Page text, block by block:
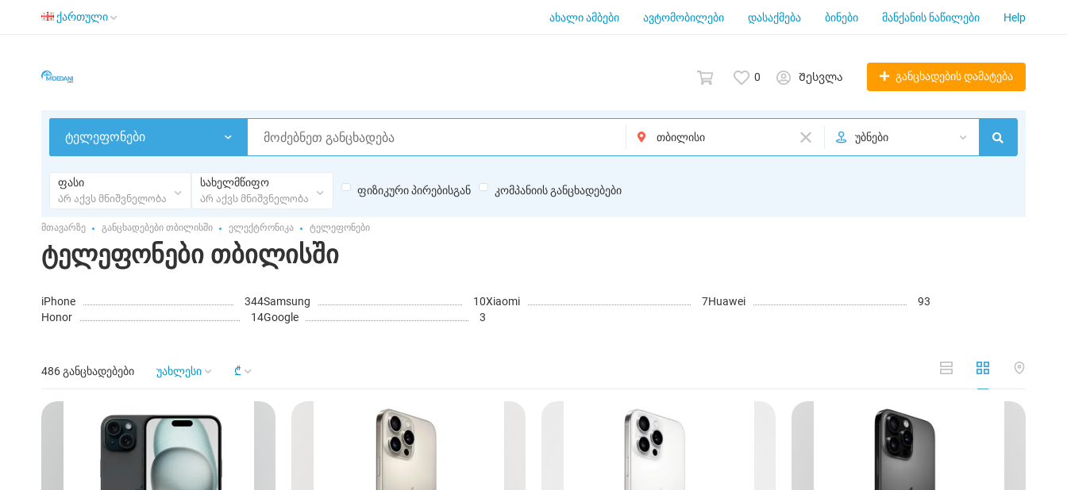
ქართული ახალი ამბები ავტომობილები დასაქმება ბინები მანქანის ნაწილები Help
0 Შესვლა განცხადების დამატება
ტელეფონები უბნები
ფასი
Არ აქვს მნიშვნელობა
სახელმწიფო
Არ აქვს მნიშვნელობა
ფიზიკური პირებისგან კომპანიის განცხადებები
მთავარზე განცხადებები თბილისში ელექტრონიკა ტელეფონები
ტელეფონები თბილისში
iPhone 344Samsung 10Xiaomi 7Huawei
93
Honor
14Google 3
486 განცხადებები უახლესი ₾